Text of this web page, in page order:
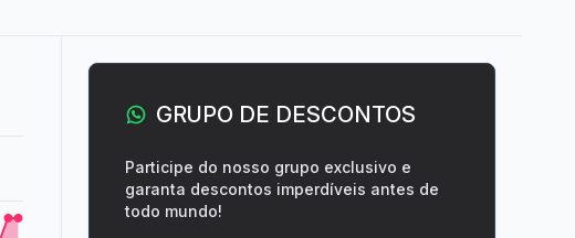
GRUPO DE DESCONTOS
Participe do nosso grupo exclusivo e
garanta descontos imperdíveis antes de
todo mundo!